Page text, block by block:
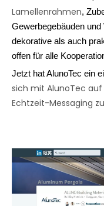
Lamellenrahmen,
Gewerbegebäuden
dekorative als auch
offen für alle
Jetzt hat AlunoTec ein
sich mit AlunoTec
Echtzeit-Messaging